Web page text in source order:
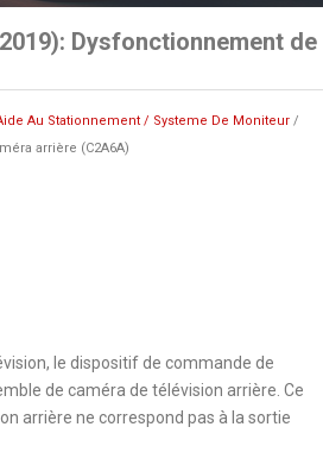
Dysfonctionnement de
Au Stationnement / Systeme De Moniteur/
arrière (C2A6A)
le dispositif de commande de
de caméra de télévision arrière. Ce
arrière ne correspond pas à la sortie